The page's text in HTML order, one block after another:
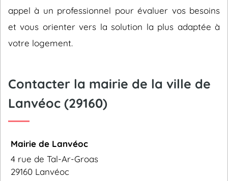
appel à un professionnel pour évaluer vos besoins
et vous orienter vers la solution la plus adaptée à
votre logement.
Contacter la mairie de la ville de
Lanvéoc (29160)
Mairie de Lanvéoc
4 rue de Tal-Ar-Groas
29160 Lanvéoc